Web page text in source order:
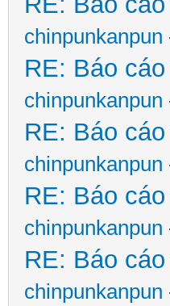
chinpunkanpun
RE: Báo
chinpunkanpun
RE: Báo
chinpunkanpun
RE: Báo
chinpunkanpun
RE: Báo
chinpunkanpun